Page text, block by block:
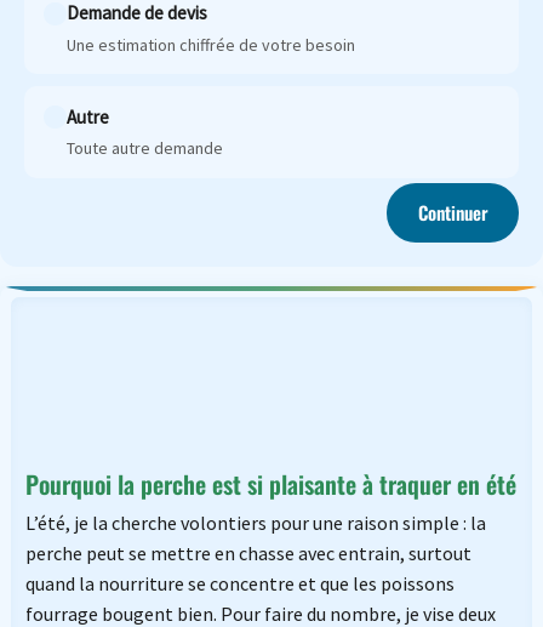
Demande de devis
Une estimation chiffrée de votre besoin
Autre
Toute autre demande
Continuer
Pourquoi la perche est si plaisante à traquer en été
L’été, je la cherche volontiers pour une raison simple : la
perche peut se mettre en chasse avec entrain, surtout
quand la nourriture se concentre et que les poissons
fourrage bougent bien. Pour faire du nombre, je vise deux